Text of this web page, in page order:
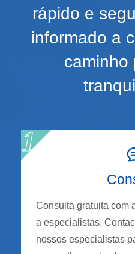
rápido e
informado a
caminho
Consulta gratuita com
a especialistas.
nossos especialistas